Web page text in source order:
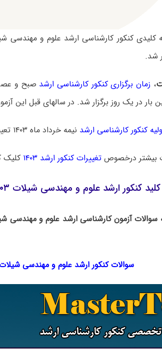
شد.
، زمان برگزاری کنکور کارشناسی ارشد
کنکور کارشناسی ارشد نیمه خرداد ماه ۱۴۰۳ تعیین شده است.
بیشتر درخصوص تغییرات کنکور ارشد ۱۴۰۳ کلیک
کنکور ارشد علوم و مهندسی شیلات ۱۴۰۳
سوالات آزمون کارشناسی ارشد علوم و مهندسی
سوالات کنکور ارشد علوم و مهندسی شیلات